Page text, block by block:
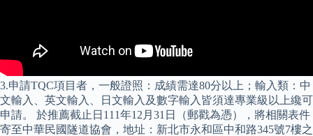
3.申請TQC項目者，一般證照：成績需達80分以上；輸入類：中
文輸入、英文輸入、日文輸入及數字輸入皆須達專業級以上纔可
申請。 於推薦截止日111年12月31日（郵戳為憑），將相關表件
寄至中華民國隧道協會，地址：新北市永和區中和路345號7樓之